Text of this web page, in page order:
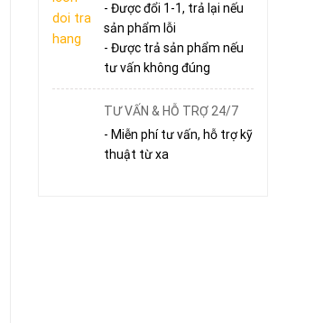
- Được đổi 1-1, trả lại nếu
sản phẩm lỗi
- Được trả sản phẩm nếu
tư vấn không đúng
TƯ VẤN & HỖ TRỢ 24/7
- Miễn phí tư vấn, hỗ trợ kỹ
thuật từ xa